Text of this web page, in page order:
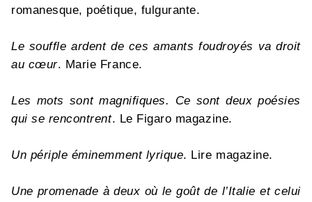
romanesque, poétique, fulgurante.
Le souffle ardent de ces amants foudroyés va droit
au cœur. Marie France.
Les mots sont magnifiques. Ce sont deux poésies
qui se rencontrent. Le Figaro magazine.
Un périple éminemment lyrique. Lire magazine.
Une promenade à deux où le goût de l’Italie et celui